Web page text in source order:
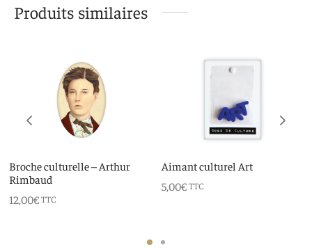
Produits similaires
Broche culturelle – Arthur
Rimbaud
12,00€ TTC
Aimant culturel Art
5,00€ TTC